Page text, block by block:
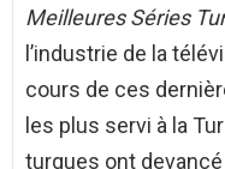
Meilleures Séries
l’industrie de la
cours de ces
les plus servi à la
turques ont